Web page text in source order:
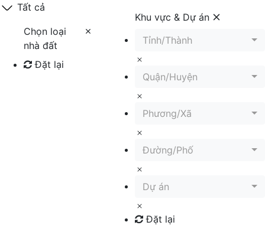
Tất cả
Chọn loại
nhà đất
Đặt lại
Khu vực & Dự án
Tỉnh/Thành
Quận/Huyện
Phương/Xã
Đường/Phố
Dự án
Đặt lại